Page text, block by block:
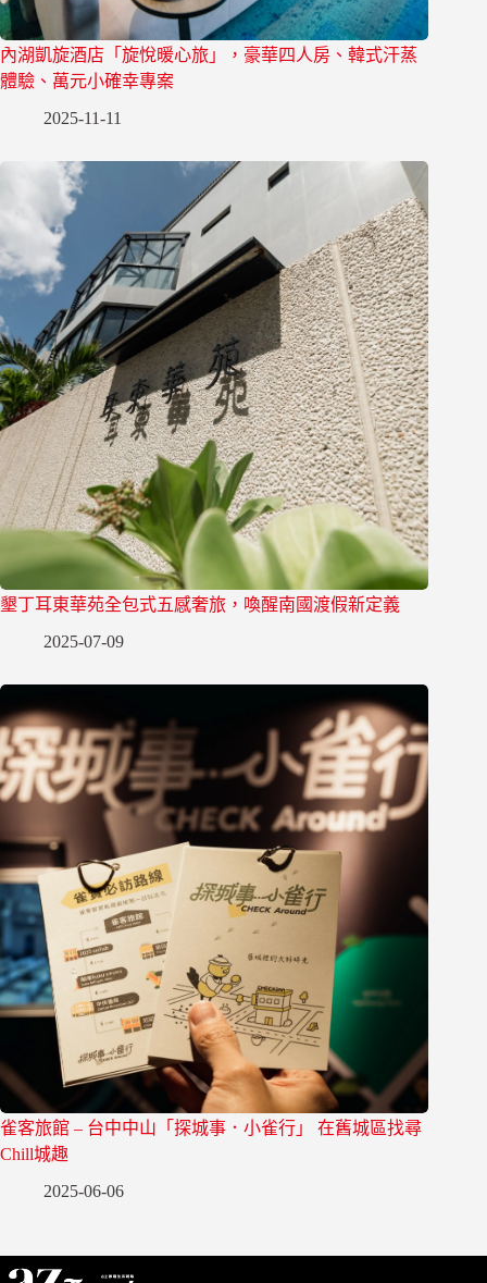
內湖凱旋酒店「旋悅暖心旅」，豪華四人房、韓式汗蒸
體驗、萬元小確幸專案
2025-11-11
墾丁耳東華苑全包式五感奢旅，喚醒南國渡假新定義
2025-07-09
雀客旅館 – 台中中山「探城事．小雀行」 在舊城區找尋
Chill城趣
2025-06-06